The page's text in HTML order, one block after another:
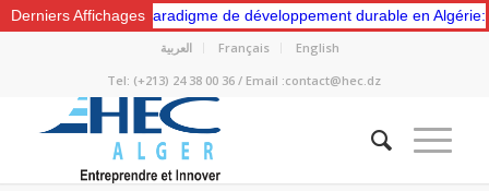
Derniers Affichages
un nouveau paradigme de développement durable en Algérie:
العربية Français
English
Tel: (+213) 24 38 00 36 / Email :contact@hec.dz